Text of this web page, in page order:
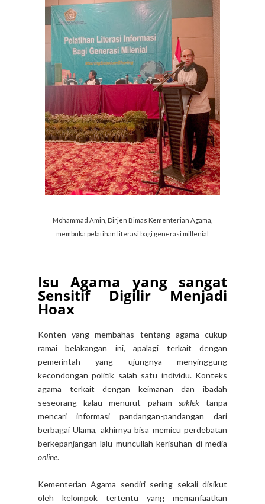
Mohammad Amin, Dirjen Bimas Kementerian Agama,
membuka pelatihan literasi bagi generasi millenial
Isu Agama yang sangat
Sensitif Digilir Menjadi
Hoax
Konten yang membahas tentang agama cukup
ramai belakangan ini, apalagi terkait dengan
pemerintah yang ujungnya menyinggung
kecondongan politik salah satu individu. Konteks
agama terkait dengan keimanan dan ibadah
seseorang kalau menurut paham saklektanpa
mencari informasi pandangan-pandangan dari
berbagai Ulama, akhirnya bisa memicu perdebatan
berkepanjangan lalu muncullah kerisuhan di media
online.
Kementerian Agama sendiri sering sekali disikut
oleh kelompok tertentu yang memanfaatkan